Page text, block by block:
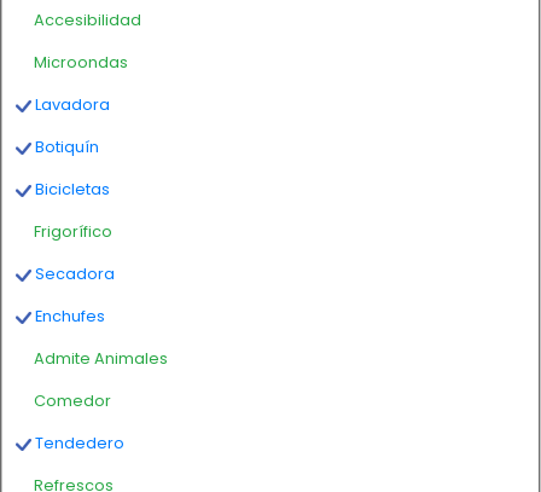
Accesibilidad
Microondas
Lavadora
Botiquín
Bicicletas
Frigorífico
Secadora
Enchufes
Admite Animales
Comedor
Tendedero
Refrescos